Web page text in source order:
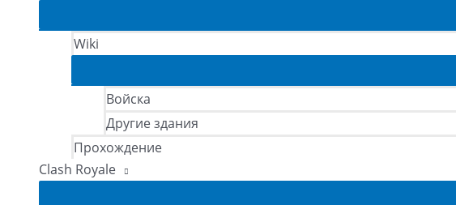
Wiki
Войска
Другие здания
Прохождение
Clash Royale